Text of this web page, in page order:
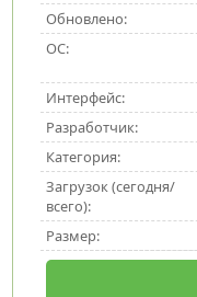
Обновлено:
ОС:
Интерфейс:
Разработчик:
Категория:
Загрузок (сегодня/
всего):
Размер: